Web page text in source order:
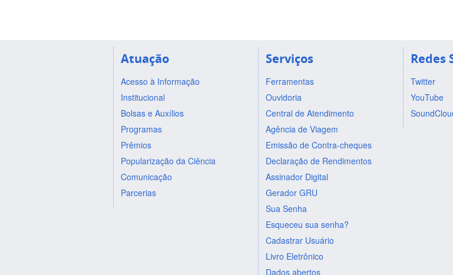
Atuação
Acesso à Informação
Institucional
Bolsas e Auxílios
Programas
Prêmios
Popularização da Ciência
Comunicação
Parcerias
Serviços
Ferramentas
Ouvidoria
Central de Atendimento
Agência de Viagem
Emissão de Contra-cheques
Declaração de Rendimentos
Assinador Digital
Gerador GRU
Sua Senha
Esqueceu sua senha?
Cadastrar Usuário
Livro Eletrônico
Dados abertos
Redes
Twitter
YouTube